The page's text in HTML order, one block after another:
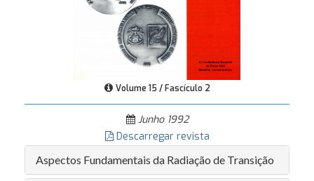
Volume 15 / Fascículo 2
Junho 1992
Descarregar revista
Aspectos Fundamentais da Radiação de Transição